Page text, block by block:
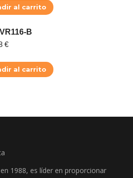
al carrito
B
€
al carrito
1988, es líder en proporcionar